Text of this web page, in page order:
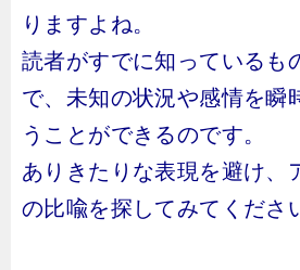
りますよね。
読者がすでに知っているも
で、未知の状況や感情を瞬
うことができるのです。
ありきたりな表現を避け、
の比喩を探してみてくださ